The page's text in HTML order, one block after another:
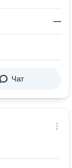
—
Чат